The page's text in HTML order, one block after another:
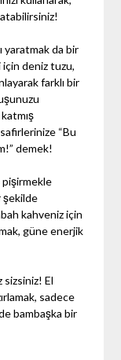
yaratmak da bir
için deniz tuzu,
farklı bir
“Bu
demek!
pişirmekle
şekilde
kahveniz için
güne enerjik
sizsiniz! El
sadece
bambaşka bir